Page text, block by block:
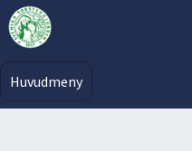
Huvudmeny